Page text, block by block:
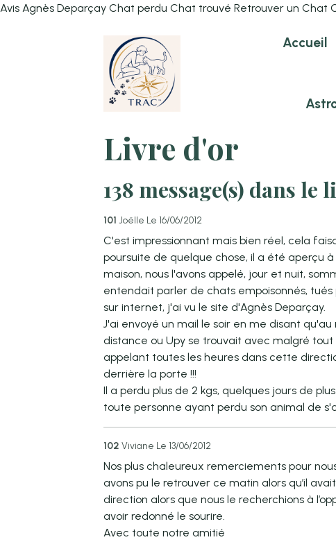
Avis Agnès Deparçay Chat perdu Chat trouvé Retrouver un Chat
Accueil
Livre d'or
138 message(s) dans le
101 Joëlle Le 16/06/2012
C'est impressionnant mais bien réel, cela
poursuite de quelque chose, il a été aperçu
maison, nous l'avons appelé, jour et nuit,
entendait parler de chats empoisonnés,
sur internet, j'ai vu le site d'Agnès Deparçay.
J'ai envoyé un mail le soir en me disant
distance ou Upy se trouvait avec malgré
appelant toutes les heures dans cette
derrière la porte !!!
Il a perdu plus de 2 kgs, quelques jours de
toute personne ayant perdu son animal de
102 Viviane Le 13/06/2012
Nos plus chaleureux remerciements pour
avons pu le retrouver ce matin alors qu’il
direction alors que nous le recherchions à
avoir redonné le sourire.
Avec toute notre amitié